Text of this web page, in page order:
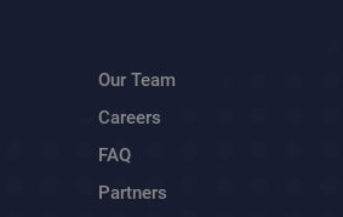
Our Team
Careers
FAQ
Partners